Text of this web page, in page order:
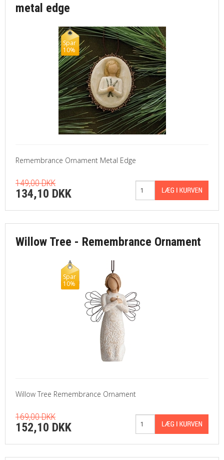
metal edge
Spar
10%
Remembrance Ornament Metal Edge
149,00 DKK
134,10 DKK
Willow Tree - Remembrance Ornament
Spar
10%
Willow Tree Remembrance Ornament
169,00 DKK
152,10 DKK